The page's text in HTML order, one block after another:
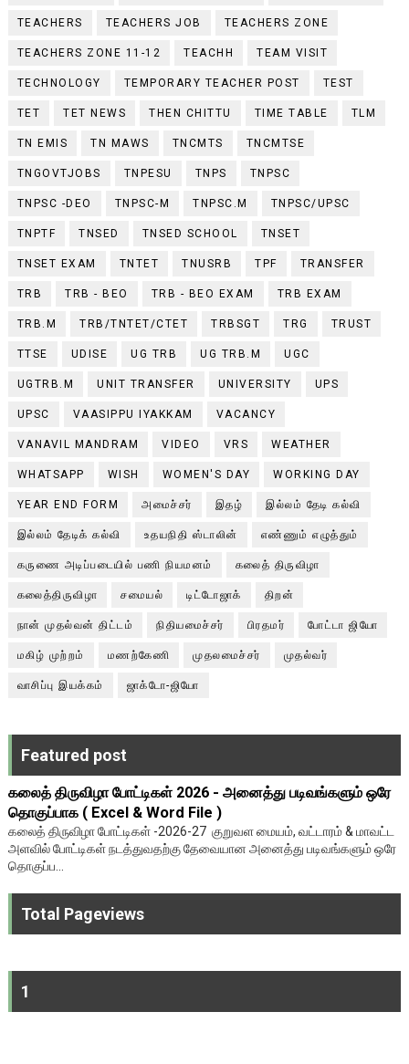
TEACHERS TEACHERS JOB TEACHERS ZONE
TEACHERS ZONE 11-12 TEACHH TEAM VISIT
TECHNOLOGY TEMPORARY TEACHER POST TEST
TET TET NEWS THEN CHITTU TIME TABLE TLM
TN EMIS TN MAWS TNCMTS TNCMTSE
TNGOVTJOBS TNPESU TNPS TNPSC
TNPSC -DEO TNPSC-M TNPSC.M TNPSC/UPSC
TNPTF TNSED TNSED SCHOOL TNSET
TNSET EXAM TNTET TNUSRB TPF TRANSFER
TRB TRB - BEO TRB - BEO EXAM TRB EXAM
TRB.M TRB/TNTET/CTET TRBSGT TRG TRUST
TTSE UDISE UG TRB UG TRB.M UGC
UGTRB.M UNIT TRANSFER UNIVERSITY UPS
UPSC VAASIPPU IYAKKAM VACANCY
VANAVIL MANDRAM VIDEO VRS WEATHER
WHATSAPP WISH WOMEN'S DAY WORKING DAY
YEAR END FORM அமைச்சர் இதழ் இல்லம் தேடி கல்வி
இல்லம் தேடிக் கல்வி உதயநிதி ஸ்டாலின் எண்ணும் எழுத்தும்
கருணை அடிப்படையில் பணி நியமனம் கலைத் திருவிழா
கலைத்திருவிழா சமையல் டிட்டோஜாக் திறன்
நான் முதல்வன் திட்டம் நிதியமைச்சர் பிரதமர் போட்டா ஜியோ
மகிழ் முற்றம் மணற்கேணி முதலமைச்சர் முதல்வர்
வாசிப்பு இயக்கம் ஜாக்டோ-ஜியோ
Featured post
கலைத் திருவிழா போட்டிகள் 2026 - அனைத்து படிவங்களும் ஒரே
தொகுப்பாக ( Excel & Word File )
கலைத் திருவிழா போட்டிகள் -2026-27 குறுவள மையம், வட்டாரம் & மாவட்ட
அளவில் போட்டிகள் நடத்துவதற்கு தேவையான அனைத்து படிவங்களும் ஒரே
தொகுப்ப...
Total Pageviews
1